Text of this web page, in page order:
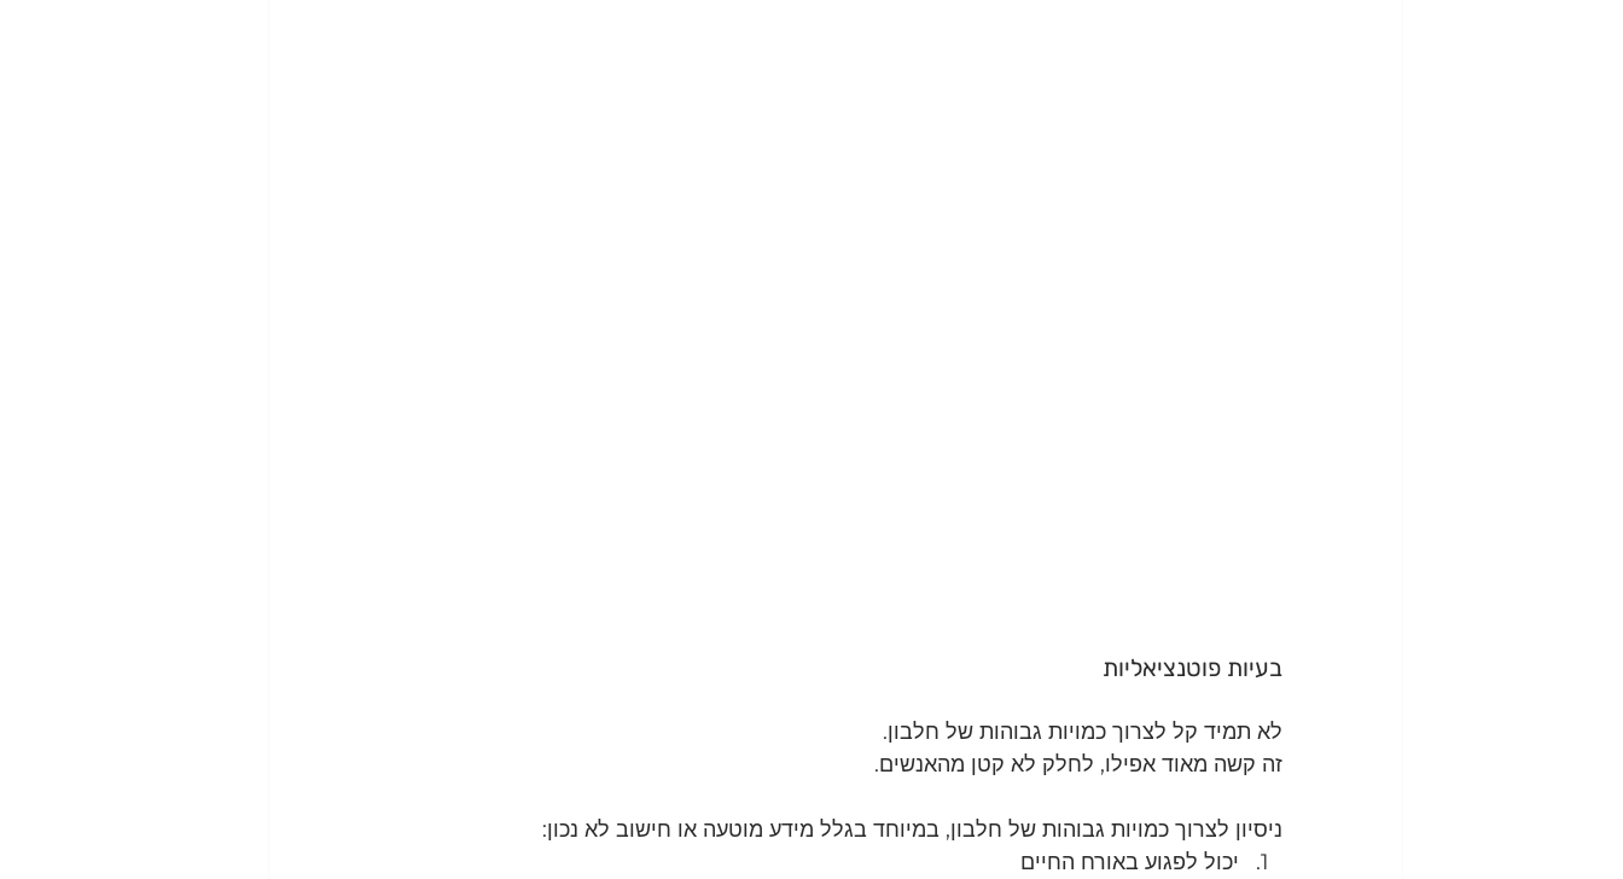
בעיות פוטנציאליות
לא תמיד קל לצרוך כמויות גבוהות של חלבון.
זה קשה מאוד אפילו, לחלק לא קטן מהאנשים.
ניסיון לצרוך כמויות גבוהות של חלבון, במיוחד בגלל מידע מוטעה או חישוב לא נכון:
יכול לפגוע באורח החיים